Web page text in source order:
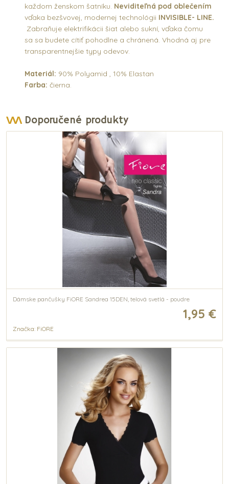
každom ženskom šatníku. Neviditeľná pod oblečením
vďaka bezšvovej, modernej technológii INVISIBLE- LINE.
Zabraňuje elektrifikácii šiat alebo sukní, vďaka čomu
sa sa budete cítiť pohodlne a chránená. Vhodná aj pre
transparentnejšie typy odevov.
Materiál: 90% Polyamid , 10% Elastan
Farba: čierna.
Doporučené produkty
Dámske pančušky FiORE Sandrea 15DEN, telová svetlá - poudre
1,95 €
Značka: FiORE